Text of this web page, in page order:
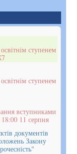
ступенем
ступенем
вступниками
11 серпня
документів
Закону